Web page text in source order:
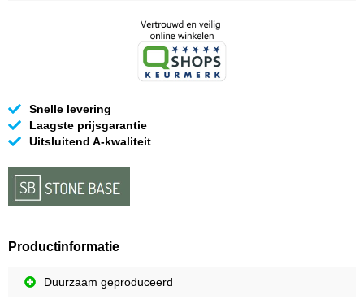
Snelle levering
Laagste prijsgarantie
Uitsluitend A-kwaliteit
Productinformatie
Duurzaam geproduceerd